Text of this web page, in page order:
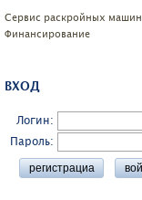
Сервис раскройных машин
Финансирование
ВХОД
Логин:
Пароль: